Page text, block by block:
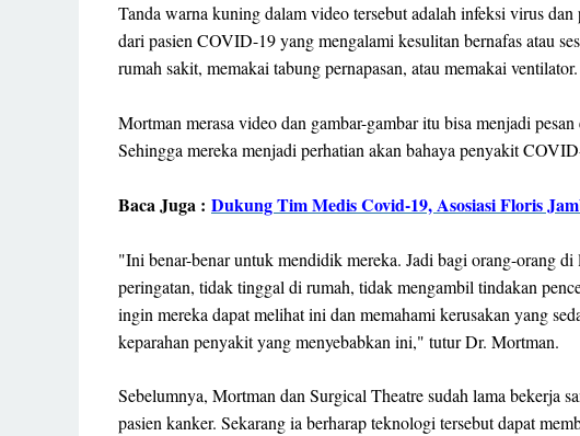
Tanda warna kuning dalam video tersebut adalah infeksi virus
dari pasien COVID-19 yang mengalami kesulitan bernafas atau
rumah sakit, memakai tabung pernapasan, atau memakai ventilator.
Mortman merasa video dan gambar-gambar itu bisa menjadi
Sehingga mereka menjadi perhatian akan bahaya penyakit
Baca Juga : Dukung Tim Medis Covid-19, Asosiasi Floris
"Ini benar-benar untuk mendidik mereka. Jadi bagi orang-orang
peringatan, tidak tinggal di rumah, tidak mengambil tindakan
ingin mereka dapat melihat ini dan memahami kerusakan yang
keparahan penyakit yang menyebabkan ini," tutur Dr. Mortman.
Sebelumnya, Mortman dan Surgical Theatre sudah lama bekerja
pasien kanker. Sekarang ia berharap teknologi tersebut dapat